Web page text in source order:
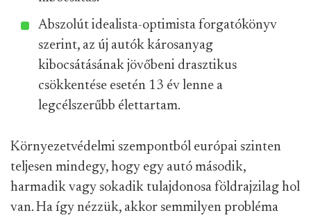
Abszolút idealista-optimista forgatókönyv
szerint, az új autók károsanyag
kibocsátásának jövőbeni drasztikus
csökkentése esetén 13 év lenne a
legcélszerűbb élettartam.
Környezetvédelmi szempontból európai szinten
teljesen mindegy, hogy egy autó második,
harmadik vagy sokadik tulajdonosa földrajzilag hol
van. Ha így nézzük, akkor semmilyen probléma